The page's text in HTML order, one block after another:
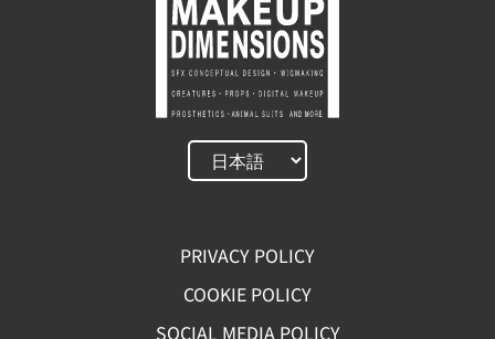
PRIVACY POLICY
COOKIE POLICY
SOCIAL MEDIA POLICY